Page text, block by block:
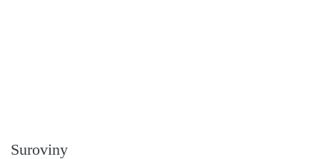
Suroviny